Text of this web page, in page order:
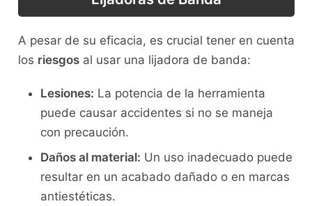
A pesar de su eficacia, es crucial tener en cuenta
los riesgosal usar una lijadora de banda:
Lesiones: La potencia de la herramienta
puede causar accidentes si no se maneja
con precaución.
Daños al material: Un uso inadecuado puede
resultar en un acabado dañado o en marcas
antiestéticas.